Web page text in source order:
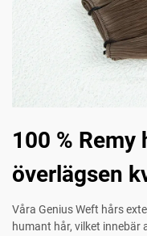
100 %
överlägsen
Våra Genius Weft hårs
humant hår, vilket